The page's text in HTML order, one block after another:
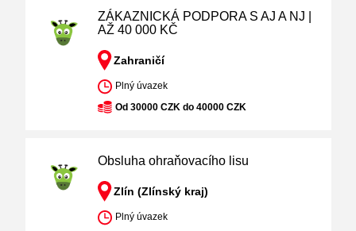
ZÁKAZNICKÁ PODPORA S AJ A NJ |
AŽ 40 000 KČ
Zahraničí
Plný úvazek
Od 30000 CZK do 40000 CZK
Obsluha ohraňovacího lisu
Zlín (Zlínský kraj)
Plný úvazek